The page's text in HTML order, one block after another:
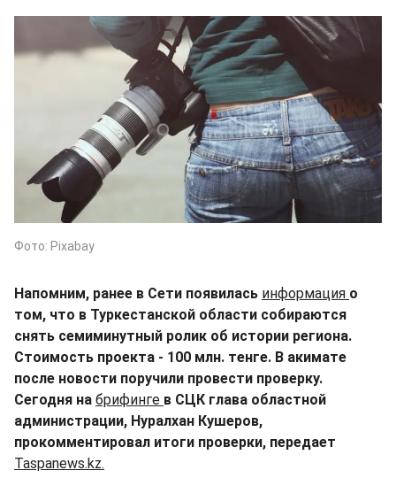
Фото: Pixabay
Напомним, ранее в Сети появилась информация о
том, что в Туркестанской области собираются
снять семиминутный ролик об истории региона.
Стоимость проекта - 100 млн. тенге. В акимате
после новости поручили провести проверку.
Сегодня на брифинге в СЦК глава областной
администрации, Нуралхан Кушеров,
прокомментировал итоги проверки, передает
Taspanews.kz.